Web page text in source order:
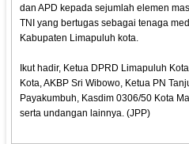
dan APD kepada sejumlah elemen
TNI yang bertugas sebagai tenaga
Kabupaten Limapuluh kota.
Ikut hadir, Ketua DPRD Limapuluh
Kota, AKBP Sri Wibowo, Ketua PN
Payakumbuh, Kasdim 0306/50 Kota
serta undangan lainnya. (JPP)